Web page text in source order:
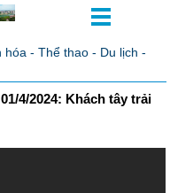
hóa - Thể thao - Du lịch -
4/2024: Khách tây trải